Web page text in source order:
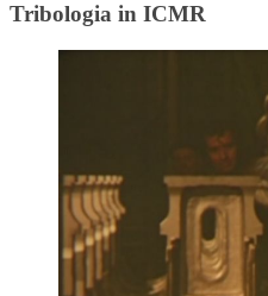
Tribologia in ICMR